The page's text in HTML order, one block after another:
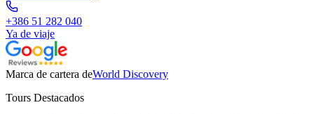
+386 51 282 040
Ya de viaje
Marca de cartera deWorld Discovery
Tours Destacados